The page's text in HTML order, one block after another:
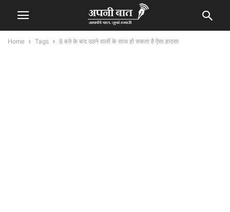
Home Tags 8 बजे के बाद उठने वालों के साथ हो सकता है ऐसा हादसा